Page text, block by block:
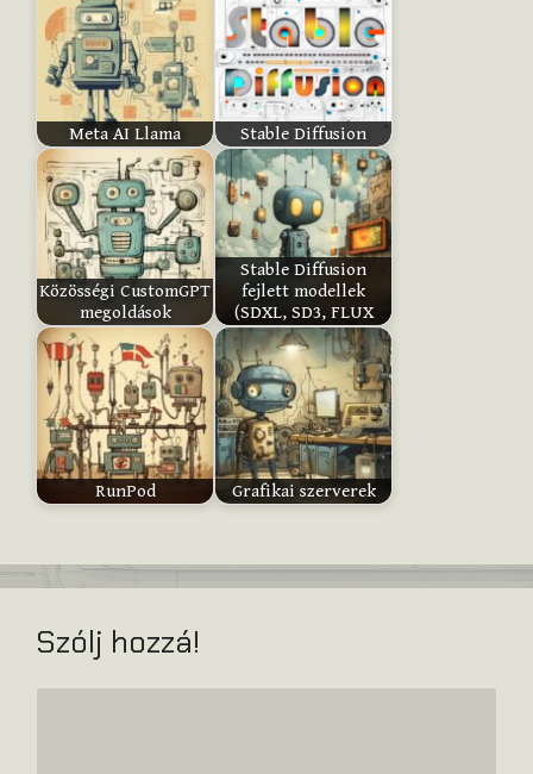
e
m
:
Submit
Rating
Meta AI Llama Stable Diffusion
Közösségi CustomGPT
megoldások
Stable Diffusion
fejlett modellek
(SDXL, SD3, FLUX
RunPod Grafikai szerverek
Szólj hozzá!